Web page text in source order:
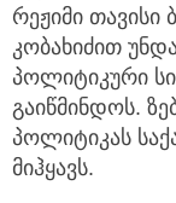
რეჟიმი თავისი
კობახიძით
პოლიტიკური
გაიწმინდოს.
პოლიტიკას
მიჰყავს.